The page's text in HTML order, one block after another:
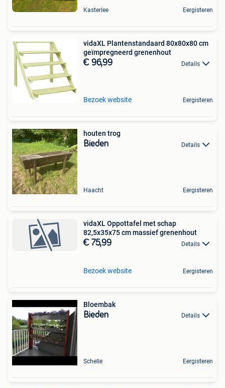
Kasterlee Eergisteren
vidaXL Plantenstandaard 80x80x80 cm
geïmpregneerd grenenhout
€ 96,99 Details
Bezoek website Eergisteren
houten trog
Bieden Details
Haacht Eergisteren
vidaXL Oppottafel met schap
82,5x35x75 cm massief grenenhout
€ 75,99 Details
Bezoek website Eergisteren
Bloembak
Bieden Details
Schelle Eergisteren